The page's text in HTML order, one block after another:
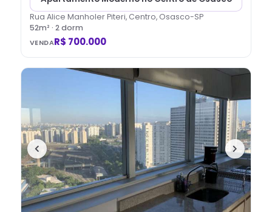
Rua Alice Manholer Piteri, Centro, Osasco-SP
52m² · 2dorm
VENDAR$ 700.000